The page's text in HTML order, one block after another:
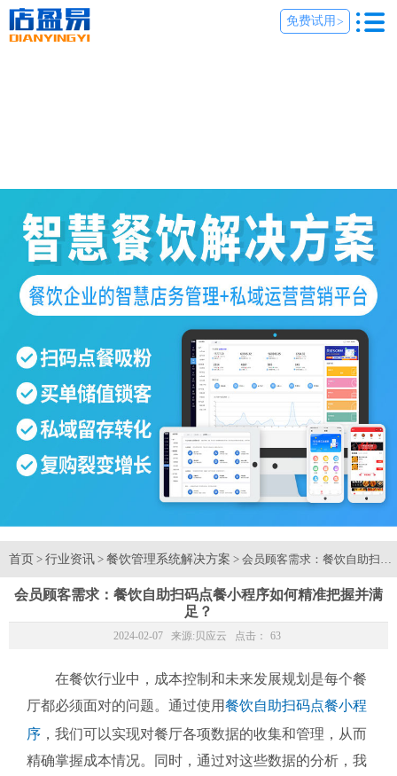
免费试用 >
首页 > 行业资讯 > 餐饮管理系统解决方案 > 会员顾客需求：餐饮自助扫
会员顾客需求：餐饮自助扫码点餐小程序如何精准把握并满
足？
2024-02-07 来源: 贝应云 点击： 63
在餐饮行业中，成本控制和未来发展规划是每个餐
厅都必须面对的问题。通过使用餐饮自助扫码点餐小程
序 ，我们可以实现对餐厅各项数据的收集和管理，从而
精确掌握成本情况。同时，通过对这些数据的分析，我